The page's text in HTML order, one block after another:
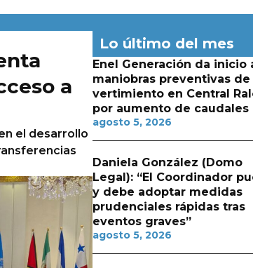
a
el desarrollo
Lo último del mes
Enel Generación da inicio
maniobras preventivas de
vertimiento en Central
por aumento de caudales
agosto 5, 2026
Daniela González (Domo
Legal): “El Coordinador
y debe adoptar medidas
prudenciales rápidas tras
eventos graves”
agosto 5, 2026